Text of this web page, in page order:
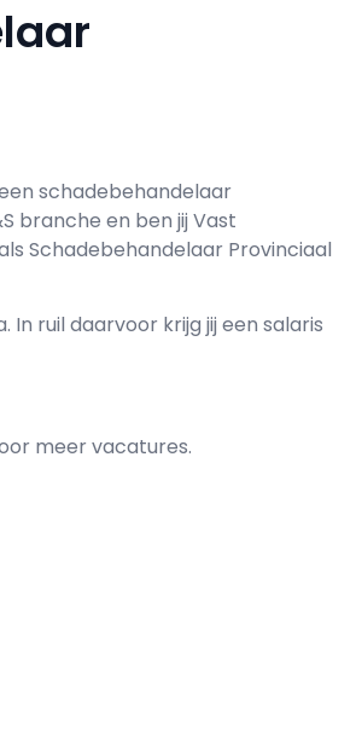
schadebehandelaar
branche en ben jij Vast
Schadebehandelaar Provinciaal
In ruil daarvoor krijg jij een salaris
meer vacatures.